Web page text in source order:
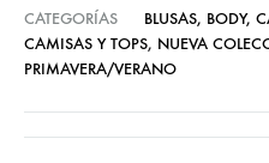
CATEGORÍAS BLUSAS, BODY,
CAMISAS Y TOPS, NUEVA
PRIMAVERA/VERANO